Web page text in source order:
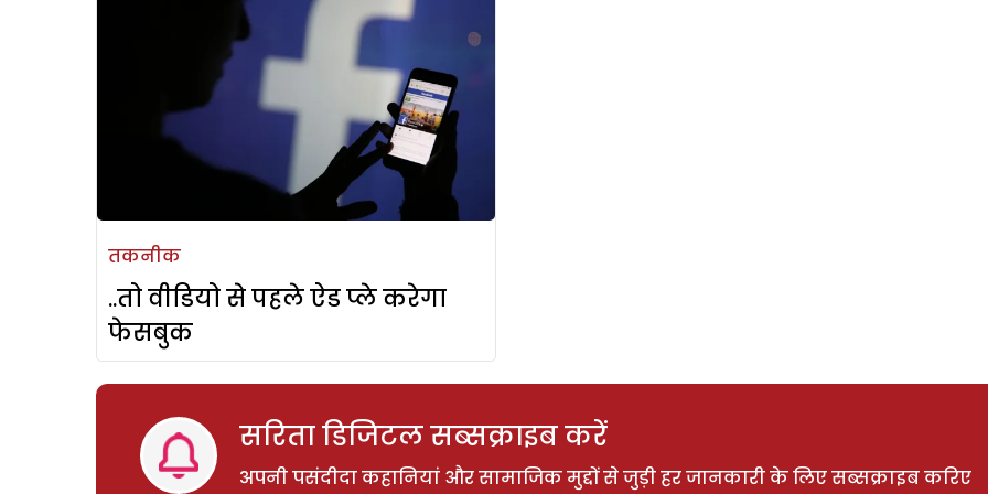
तकनीक
..तो वीडियो से पहले ऐड प्ले करेगा
फेसबुक
सरिता डिजिटल सब्सक्राइब करें
अपनी पसंदीदा कहानियां और सामाजिक मुद्दों से जुड़ी हर जानकारी के लिए सब्सक्राइब करिए